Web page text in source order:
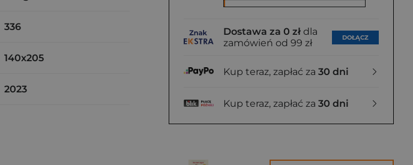
Dostawa za 0 zł dla
zamówień od 99 zł
DOŁĄCZ
Kup teraz, zapłać za 30 dni
Kup teraz, zapłać za 30 dni
336
140x205
2023